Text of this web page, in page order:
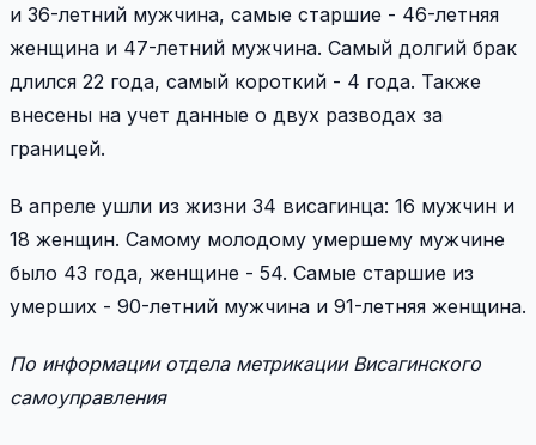
и 36-летний мужчина, самые старшие - 46-летняя
женщина и 47-летний мужчина. Самый долгий брак
длился 22 года, самый короткий - 4 года. Также
внесены на учет данные о двух разводах за
границей.
В апреле ушли из жизни 34 висагинца: 16 мужчин и
18 женщин. Самому молодому умершему мужчине
было 43 года, женщине - 54. Самые старшие из
умерших - 90-летний мужчина и 91-летняя женщина.
По информации отдела метрикации Висагинского
самоуправления